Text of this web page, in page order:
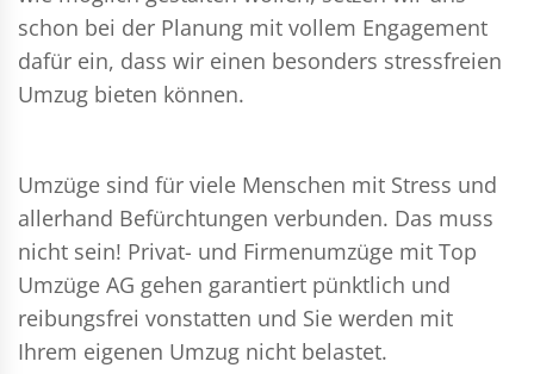
schon bei der Planung mit vollem Engagement
dafür ein, dass wir einen besonders stressfreien
Umzug bieten können.
Umzüge sind für viele Menschen mit Stress und
allerhand Befürchtungen verbunden. Das muss
nicht sein! Privat- und Firmenumzüge mit Top
Umzüge AG gehen garantiert pünktlich und
reibungsfrei vonstatten und Sie werden mit
Ihrem eigenen Umzug nicht belastet.